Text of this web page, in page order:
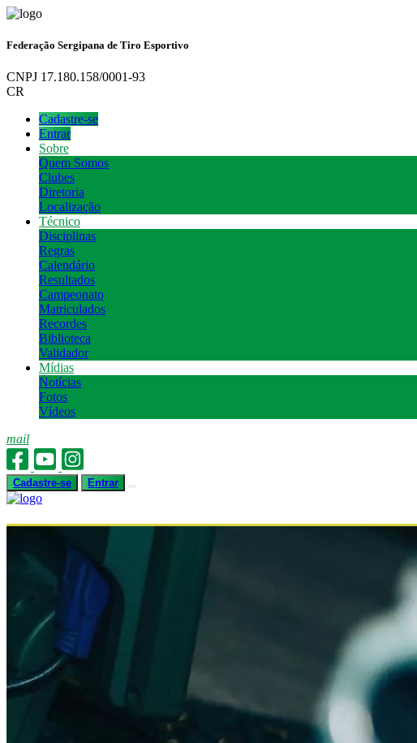
Federação Sergipana de Tiro Esportivo
CNPJ 17.180.158/0001-93
CR
Cadastre-se
Entrar
Sobre
Quem Somos
Clubes
Diretoria
Localização
Técnico
Disciplinas
Regras
Calendário
Resultados
Campeonato
Matriculados
Recordes
Biblioteca
Validador
Mídias
Notícias
Fotos
Vídeos
mail
Cadastre-se Entrar